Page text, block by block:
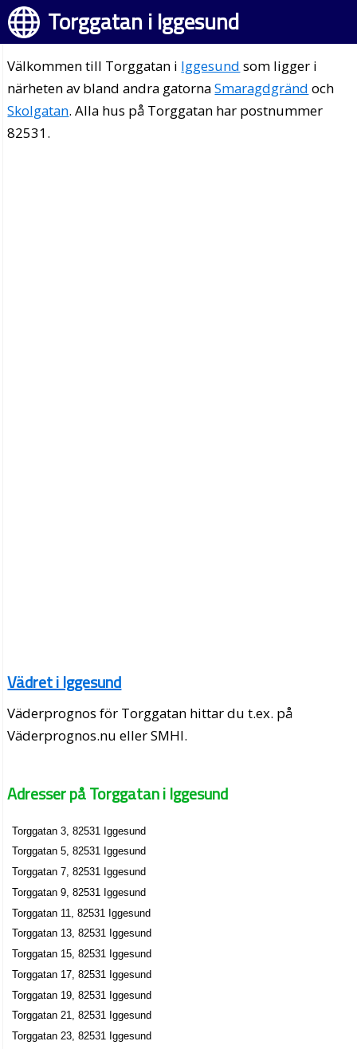
Torggatan i Iggesund
Välkommen till Torggatan i Iggesund som ligger i
närheten av bland andra gatornaSmaragdgränd och
Skolgatan. Alla hus på Torggatan har postnummer
82531.
Vädret i Iggesund
Väderprognos för Torggatan hittar du t.ex. på
Väderprognos.nu eller SMHI.
Adresser på Torggatan i Iggesund
Torggatan 3, 82531 Iggesund
Torggatan 5, 82531 Iggesund
Torggatan 7, 82531 Iggesund
Torggatan 9, 82531 Iggesund
Torggatan 11, 82531 Iggesund
Torggatan 13, 82531 Iggesund
Torggatan 15, 82531 Iggesund
Torggatan 17, 82531 Iggesund
Torggatan 19, 82531 Iggesund
Torggatan 21, 82531 Iggesund
Torggatan 23, 82531 Iggesund